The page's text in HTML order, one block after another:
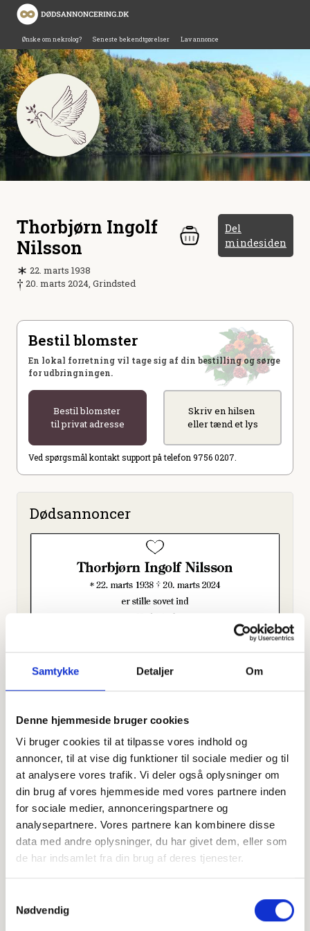
Samtykke Detaljer Om
Denne hjemmeside bruger cookies
Vi bruger cookies til at tilpasse vores indhold og
annoncer, til at vise dig funktioner til sociale medier og til
at analysere vores trafik. Vi deler også oplysninger om
din brug af vores hjemmeside med vores partnere inden
for sociale medier, annonceringspartnere og
analysepartnere. Vores partnere kan kombinere disse
data med andre oplysninger, du har givet dem, eller som
de har indsamlet fra din brug af deres tjenester.
Nødvendig
Ønske om nekrolog? Seneste bekendtgørelser Lav annonce
Thorbjørn Ingolf
Nilsson
Del
mindesiden
22. marts 1938
20. marts 2024, Grindsted
Bestil blomster
En lokal forretning vil tage sig af din bestilling og sørge
for udbringningen.
Bestil blomster
til privat adresse
Skriv en hilsen
eller tænd et lys
Ved spørgsmål kontakt support på telefon 9756 0207.
Dødsannoncer
Grindsted (Midtjysk Ugeavis) d. 27. marts
2024
Se flere
Højtideligheden
Onsdag
d. 27. marts 2024 kl. 10.30
Grindsted Kirke
+